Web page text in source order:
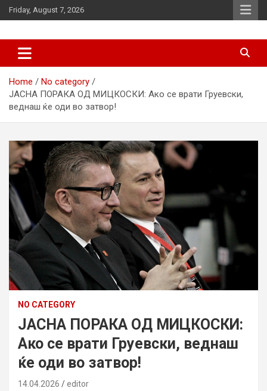
Skip
to
Friday, August 7, 2026
d7-news.com
Home
No category
ЈАСНА ПОРАКА ОД МИЦКОСКИ: Ако се врати Груевски,
веднаш ќе оди во затвор!
NO CATEGORY
ЈАСНА ПОРАКА ОД МИЦКОСКИ:
Ако се врати Груевски, веднаш
ќе оди во затвор!
14.04.2026 editor